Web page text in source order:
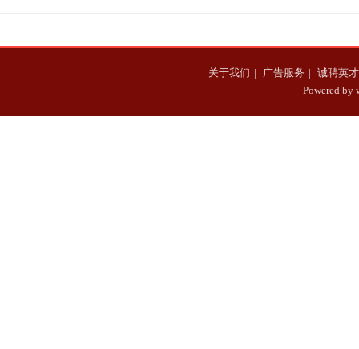
关于我们 | 广告服务 | 诚聘英才
Powered by